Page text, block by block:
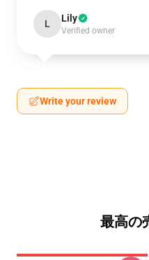
L Lily
Verified owner
Write your review
最高の